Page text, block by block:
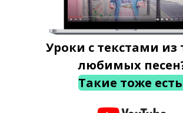
Уроки с текстами из
любимых
Такие тоже